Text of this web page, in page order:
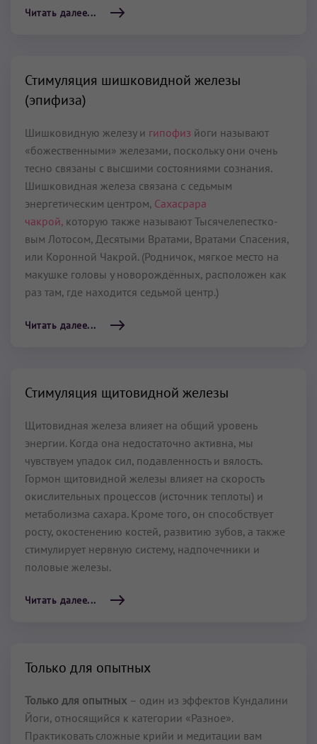
Читать далее...
Стимуляция шишковидной железы
(эпифиза)
Шишковидную железу и гипофиз йоги называют
«божественными» железами, поскольку они очень
тесно связаны с высшими состояниями сознания.
Шишковидная железа связана с седьмым
энергетическим цент­ром, Сахасрара
чакрой, которую также называют Тысячелепестко­
вым Лотосом, Десятыми Вратами, Вратами Спасения,
или Ко­ронной Чакрой. (Родничок, мягкое место на
макушке головы у ново­рождённых, расположен как
раз там, где находится седьмой центр.)
Читать далее...
Стимуляция щитовидной железы
Щитовидная железа влияет на общий уровень
энергии. Когда она недостаточно активна, мы
чувствуем упадок сил, подавленность и вялость.
Гормон щитовидной железы влияет на скорость
окислительных процессов (источник теплоты) и
метаболизма сахара. Кроме того, он способствует
росту, окостенению костей, развитию зубов, а также
стимулирует нервную систему, надпочечники и
половые железы.
Читать далее...
Только для опытных
Только для опытных – один из эффектов Кундалини
Йоги, относящийся к категории «Разное».
Практиковать сложные крийи и медитации вам